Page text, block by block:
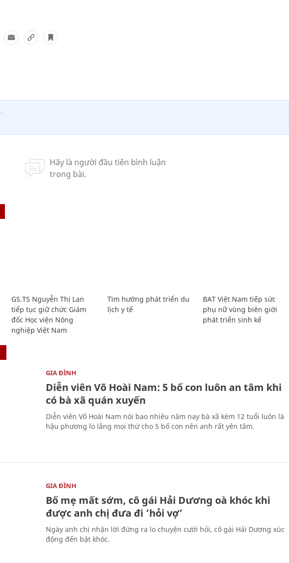
GS.TS Nguyễn Thị Lan
tiếp tục giữ chức Giám
đốc Học viện Nông
nghiệp Việt Nam
Tìm hướng phát triển du
lịch y tế
BAT Việt Nam tiếp sức
phụ nữ vùng biên giới
phát triển sinh kế
GIA ĐÌNH
Diễn viên Võ Hoài Nam: 5 bố con luôn an tâm khi
có bà xã quán xuyến
Diễn viên Võ Hoài Nam nói bao nhiêu năm nay bà xã kém 12 tuổi luôn là
hậu phương lo lắng mọi thứ cho 5 bố con nên anh rất yên tâm.
GIA ĐÌNH
Bố mẹ mất sớm, cô gái Hải Dương oà khóc khi
được anh chị đưa đi ‘hỏi vợ’
Ngày anh chị nhận lời đứng ra lo chuyện cưới hỏi, cô gái Hải Dương xúc
động đến bật khóc.